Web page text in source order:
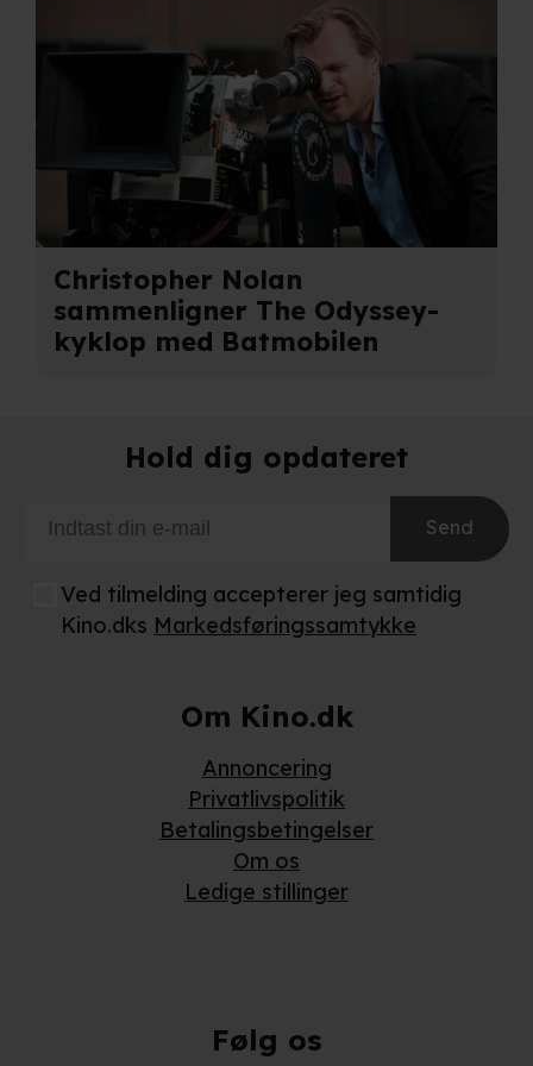
Du kan læse mere om vores brug af cookies og
behandling af dine personoplysninger i både vores
cookiepolitik.
Christopher Nolan
sammenligner The Odyssey-
kyklop med Batmobilen
Hold dig opdateret
Send
Ved tilmelding accepterer jeg samtidig
Kino.dks Markedsføringssamtykke
Om Kino.dk
Annoncering
Privatlivspolitik
Betalingsbetingelser
Om os
Ledige stillinger
Følg os